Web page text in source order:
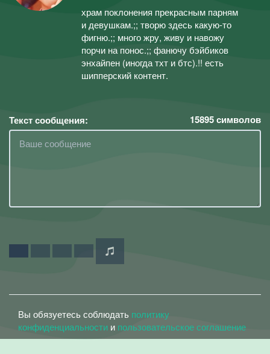
храм поклонения прекрасным парням
и девушкам.;; творю здесь какую-то
фигню.;; много жру, живу и навожу
порчи на понос.;; фанючу бэйбиков
энхайпен (иногда тхт и бтс).!! есть
шипперский контент.⠀
Текст сообщения: 15895символов
Вы обязуетесь соблюдать политику
конфиденциальности и пользовательское соглашение